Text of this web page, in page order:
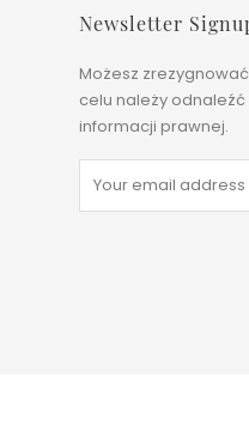
Newsletter
Możesz
celu należy odnaleźć
informacji prawnej.